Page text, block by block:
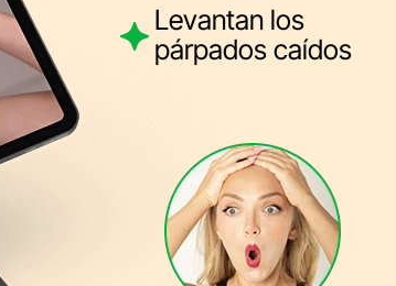
Levantan los
párpados caídos